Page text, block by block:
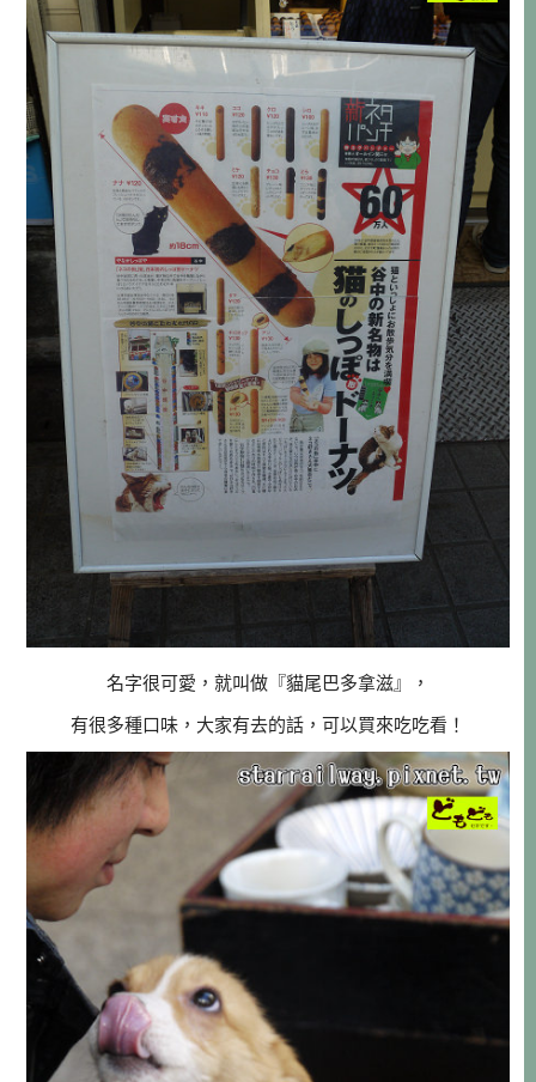
名字很可愛，就叫做『貓尾巴多拿滋』，
有很多種口味，大家有去的話，可以買來吃吃看！